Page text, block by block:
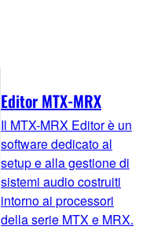
Editor MTX-MRX
Il MTX-MRX Editor è un
software dedicato al
setup e alla gestione di
sistemi audio costruiti
intorno ai processori
della serie MTX e MRX.